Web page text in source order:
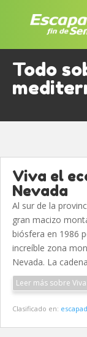
Todo
Viva el
Nevada
Al sur de la
gran macizo
biósfera en 1986
increíble zona
Nevada. La
Leer más sobre
Clasificado en: